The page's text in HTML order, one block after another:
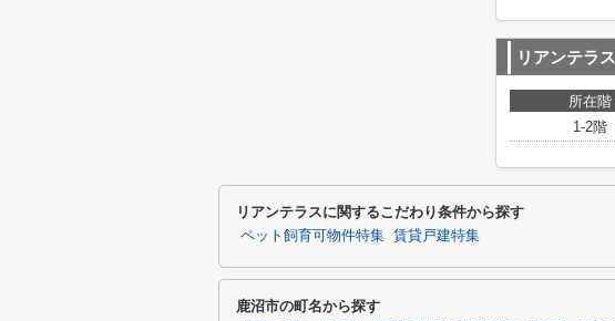
リアンテラス
所在階
1-2階
リアンテラスに関するこだわり条件から探す
ペット飼育可物件特集 賃貸戸建特集
鹿沼市の町名から探す